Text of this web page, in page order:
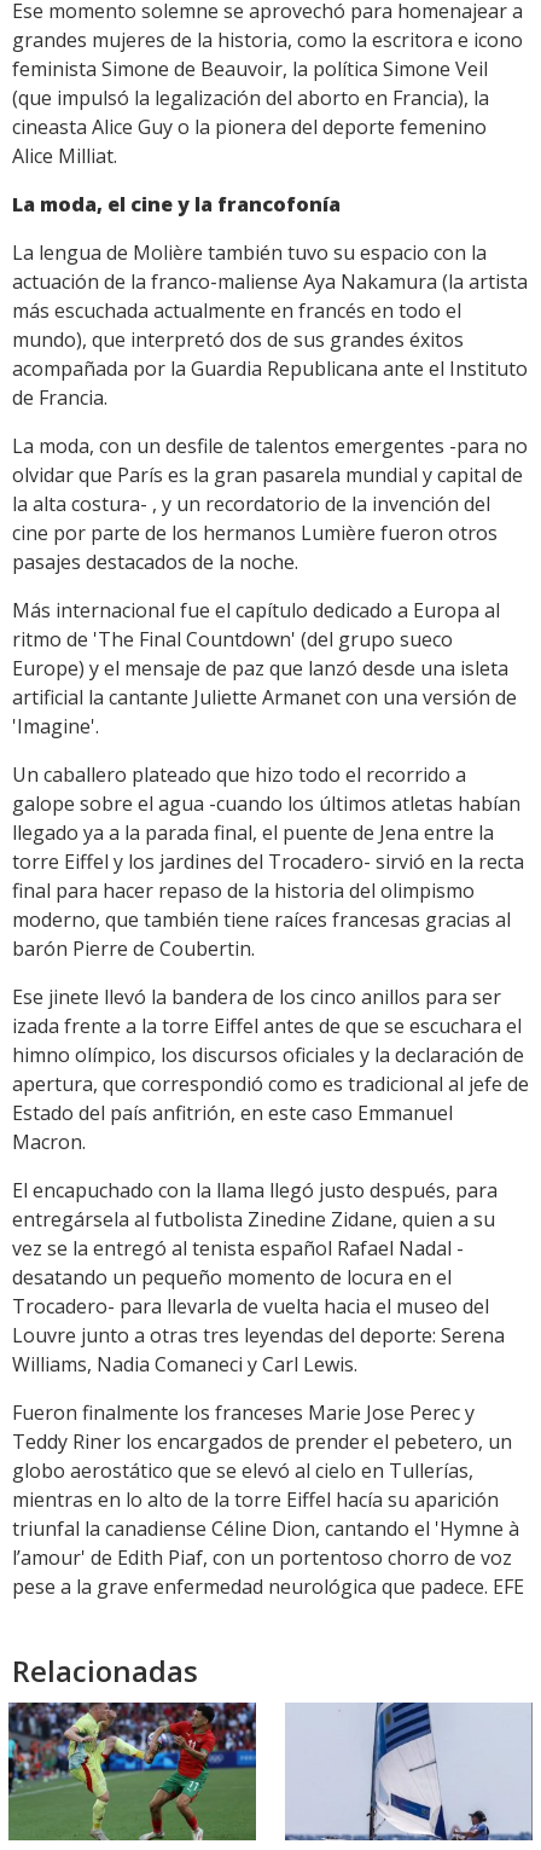
Ese momento solemne se aprovechó para homenajear a
grandes mujeres de la historia, como la escritora e icono
feminista Simone de Beauvoir, la política Simone Veil
(que impulsó la legalización del aborto en Francia), la
cineasta Alice Guy o la pionera del deporte femenino
Alice Milliat.
La moda, el cine y la francofonía
La lengua de Molière también tuvo su espacio con la
actuación de la franco-maliense Aya Nakamura (la artista
más escuchada actualmente en francés en todo el
mundo), que interpretó dos de sus grandes éxitos
acompañada por la Guardia Republicana ante el Instituto
de Francia.
La moda, con un desfile de talentos emergentes -para no
olvidar que París es la gran pasarela mundial y capital de
la alta costura- , y un recordatorio de la invención del
cine por parte de los hermanos Lumière fueron otros
pasajes destacados de la noche.
Más internacional fue el capítulo dedicado a Europa al
ritmo de 'The Final Countdown' (del grupo sueco
Europe) y el mensaje de paz que lanzó desde una isleta
artificial la cantante Juliette Armanet con una versión de
'Imagine'.
Un caballero plateado que hizo todo el recorrido a
galope sobre el agua -cuando los últimos atletas habían
llegado ya a la parada final, el puente de Jena entre la
torre Eiffel y los jardines del Trocadero- sirvió en la recta
final para hacer repaso de la historia del olimpismo
moderno, que también tiene raíces francesas gracias al
barón Pierre de Coubertin.
Ese jinete llevó la bandera de los cinco anillos para ser
izada frente a la torre Eiffel antes de que se escuchara el
himno olímpico, los discursos oficiales y la declaración de
apertura, que correspondió como es tradicional al jefe de
Estado del país anfitrión, en este caso Emmanuel
Macron.
El encapuchado con la llama llegó justo después, para
entregársela al futbolista Zinedine Zidane, quien a su
vez se la entregó al tenista español Rafael Nadal -
desatando un pequeño momento de locura en el
Trocadero- para llevarla de vuelta hacia el museo del
Louvre junto a otras tres leyendas del deporte: Serena
Williams, Nadia Comaneci y Carl Lewis.
Fueron finalmente los franceses Marie Jose Perec y
Teddy Riner los encargados de prender el pebetero, un
globo aerostático que se elevó al cielo en Tullerías,
mientras en lo alto de la torre Eiffel hacía su aparición
triunfal la canadiense Céline Dion, cantando el 'Hymne à
l’amour' de Edith Piaf, con un portentoso chorro de voz
pese a la grave enfermedad neurológica que padece. EFE
Relacionadas